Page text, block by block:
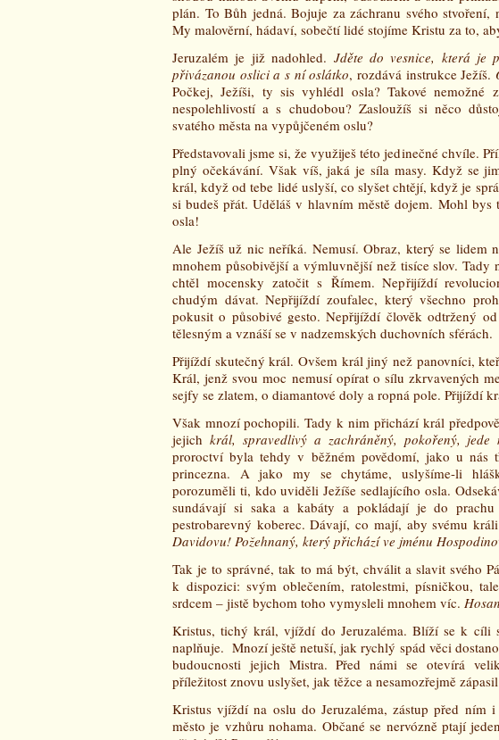
plán. To Bůh jedná. Bojuje za záchranu svého stvoření,
My malověrní, hádaví, sobečtí lidé stojíme Kristu za to,
Jeruzalém je již nadohled. Jděte do vesnice, která je
přivázanou oslici a s ní oslátko, rozdává instrukce Ježíš.
Počkej, Ježíši, ty sis vyhlédl osla? Takové nemožné
nespolehlivostí a s chudobou? Zasloužíš si něco
svatého města na vypůjčeném oslu?
Představovali jsme si, že využiješ této jedinečné chvíle.
plný očekávání. Však víš, jaká je síla masy. Když se
král, když od tebe lidé uslyší, co slyšet chtějí, když je
si budeš přát. Uděláš v hlavním městě dojem. Mohl bys
osla!
Ale Ježíš už nic neříká. Nemusí. Obraz, který se lidem
mnohem působivější a výmluvnější než tisíce slov.
chtěl mocensky zatočit s Římem. Nepřijíždí
chudým dávat. Nepřijíždí zoufalec, který všechno
pokusit o působivé gesto. Nepřijíždí člověk odtržený
tělesným a vznáší se v nadzemských duchovních sférách.
Přijíždí skutečný král. Ovšem král jiný než panovníci,
Král, jenž svou moc nemusí opírat o sílu zkrvavených
sejfy se zlatem, o diamantové doly a ropná pole. Přijíždí
Však mnozí pochopili. Tady k nim přichází král
jejich král, spravedlivý a zachráněný, pokořený, jede
proroctví byla tehdy v běžném povědomí, jako u nás
princezna. A jako my se chytáme, uslyšíme-li
porozuměli ti, kdo uviděli Ježíše sedlajícího osla.
sundávají si saka a kabáty a pokládají je do
pestrobarevný koberec. Dávají, co mají, aby svému
Davidovu! Požehnaný, který přichází ve jménu
Tak je to správné, tak to má být, chválit a slavit svého
k dispozici: svým oblečením, ratolestmi, písničkou,
srdcem – jistě bychom toho vymysleli mnohem víc.
Kristus, tichý král, vjíždí do Jeruzaléma. Blíží se k cíli
naplňuje. Mnozí ještě netuší, jak rychlý spád věci
budoucnosti jejich Mistra. Před námi se otevírá
příležitost znovu uslyšet, jak těžce a nesamozřejmě
Kristus vjíždí na oslu do Jeruzaléma, zástup před ním
město je vzhůru nohama. Občané se nervózně ptají